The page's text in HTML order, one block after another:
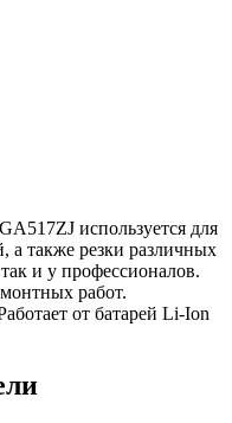
используется для
а также резки различных
и у профессионалов.
работ.
от батарей Li-Ion